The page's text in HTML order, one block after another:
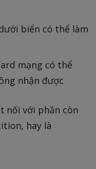
biển có thể làm
mạng có thể
nhận được
nối với phần còn
hay là